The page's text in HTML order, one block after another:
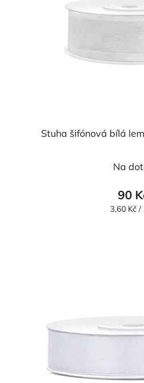
Stuha šifónová bílá
je
Na
90
Měrná
3,60 Kč /